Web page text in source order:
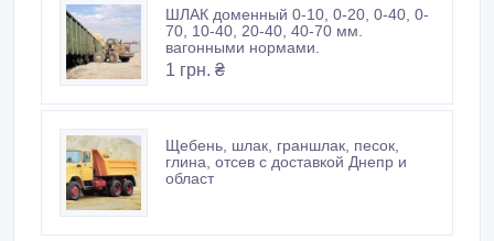
ШЛАК доменный 0-10, 0-20, 0-40, 0-
70, 10-40, 20-40, 40-70 мм.
вагонными нормами.
1 грн. ₴
Щебень, шлак, граншлак, песок,
глина, отсев с доставкой Днепр и
област